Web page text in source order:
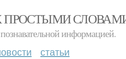
ПРОСТЫМИ
информацией.
статьи